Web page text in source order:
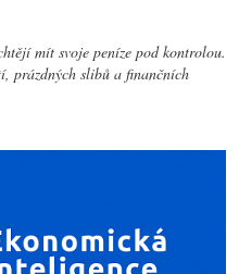
mít svoje peníze pod kontrolou.
prázdných slibů a finančních